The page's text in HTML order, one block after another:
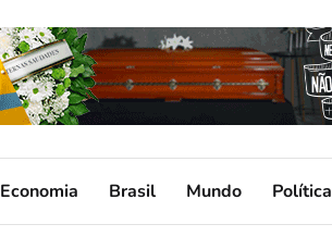
Economia Brasil Mundo Política